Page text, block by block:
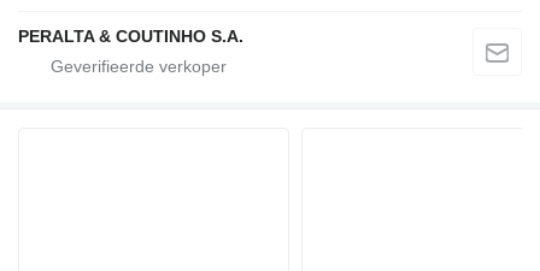
PERALTA & COUTINHO S.A.